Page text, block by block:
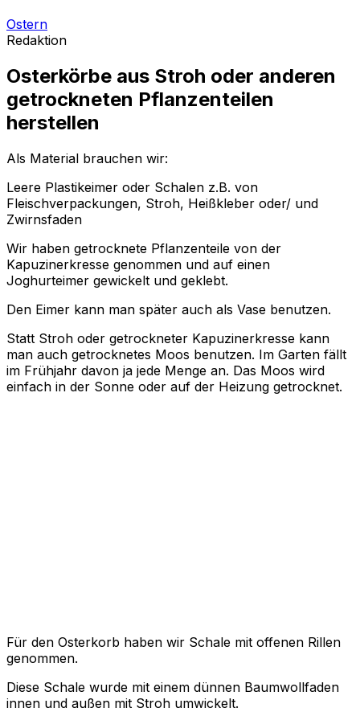
Ostern
Redaktion
Osterkörbe aus Stroh oder anderen
getrockneten Pflanzenteilen
herstellen
Als Material brauchen wir:
Leere Plastikeimer oder Schalen z.B. von
Fleischverpackungen, Stroh, Heißkleber oder/ und
Zwirnsfaden
Wir haben getrocknete Pflanzenteile von der
Kapuzinerkresse genommen und auf einen
Joghurteimer gewickelt und geklebt.
Den Eimer kann man später auch als Vase benutzen.
Statt Stroh oder getrockneter Kapuzinerkresse kann
man auch getrocknetes Moos benutzen. Im Garten fällt
im Frühjahr davon ja jede Menge an. Das Moos wird
einfach in der Sonne oder auf der Heizung getrocknet.
Für den Osterkorb haben wir Schale mit offenen Rillen
genommen.
Diese Schale wurde mit einem dünnen Baumwollfaden
innen und außen mit Stroh umwickelt.